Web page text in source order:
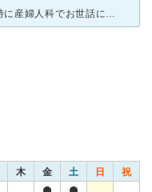
産婦人科、皮膚科共に受診しました。 特に産婦人科でお世話になりました。婦人科の時間帯は男性が入れないようになっていることもあり、色々相談したい方には安心できると思います。とても親切な女医の先生で聞き
木 金 土 日 祝